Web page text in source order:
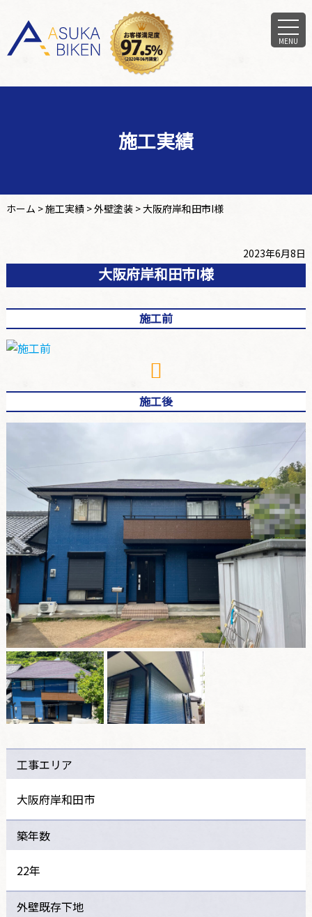
MENU
施工実績
ホーム >施工実績>外壁塗装>大阪府岸和田市I様
2023年6月8日
大阪府岸和田市I様
施工前
施工後
工事エリア
大阪府岸和田市
築年数
22年
外壁既存下地